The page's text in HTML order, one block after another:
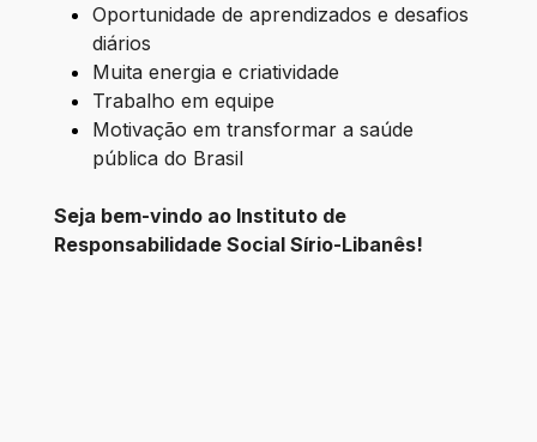
Oportunidade de aprendizados e desafios
diários
Muita energia e criatividade
Trabalho em equipe
Motivação em transformar a saúde
pública do Brasil
Seja bem-vindo ao Instituto de
Responsabilidade Social Sírio-Libanês!